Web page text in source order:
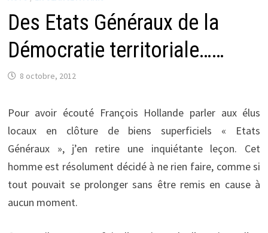
Des Etats Généraux de la
Démocratie territoriale……
8 octobre, 2012
Pour avoir écouté François Hollande parler aux élus
locaux en clôture de biens superficiels « Etats
Généraux », j’en retire une inquiétante leçon. Cet
homme est résolument décidé à ne rien faire, comme si
tout pouvait se prolonger sans être remis en cause à
aucun moment.